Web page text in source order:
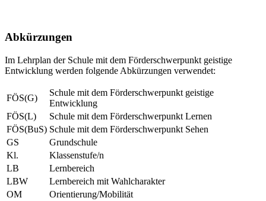
Abkürzungen
Im Lehrplan der Schule mit dem Förderschwerpunkt geistige
Entwicklung werden folgende Abkürzungen verwendet:
FÖS(G)
Schule mit dem Förderschwerpunkt geistige
Entwicklung
FÖS(L)
Schule mit dem Förderschwerpunkt Lernen
FÖS(BuS) Schule mit dem Förderschwerpunkt Sehen
GS
Grundschule
Kl.
Klassenstufe/n
LB
Lernbereich
LBW
Lernbereich mit Wahlcharakter
OM
Orientierung/Mobilität